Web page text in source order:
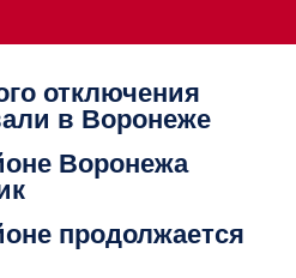
отключения
в Воронеже
Воронежа
продолжается